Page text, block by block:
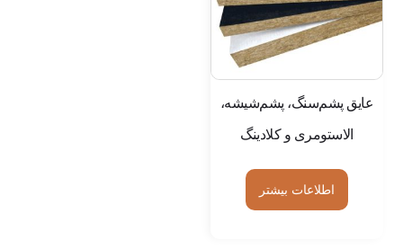
عایق پشم‌سنگ، پشم‌شیشه،
الاستومری و کلادینگ
اطلاعات بیشتر